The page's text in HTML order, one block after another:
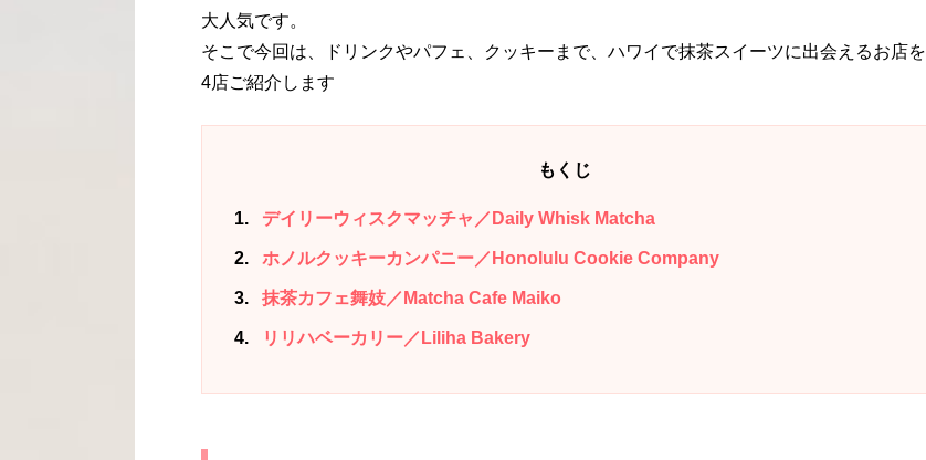
大人気です。
そこで今回は、ドリンクやパフェ、クッキーまで、ハワイで抹茶スイーツに出会えるお店を
4店ご紹介します
もくじ
1 デイリーウィスクマッチャ／Daily Whisk Matcha
2 ホノルクッキーカンパニー／Honolulu Cookie Company
3 抹茶カフェ舞妓／Matcha Cafe Maiko
4 リリハベーカリー／Liliha Bakery